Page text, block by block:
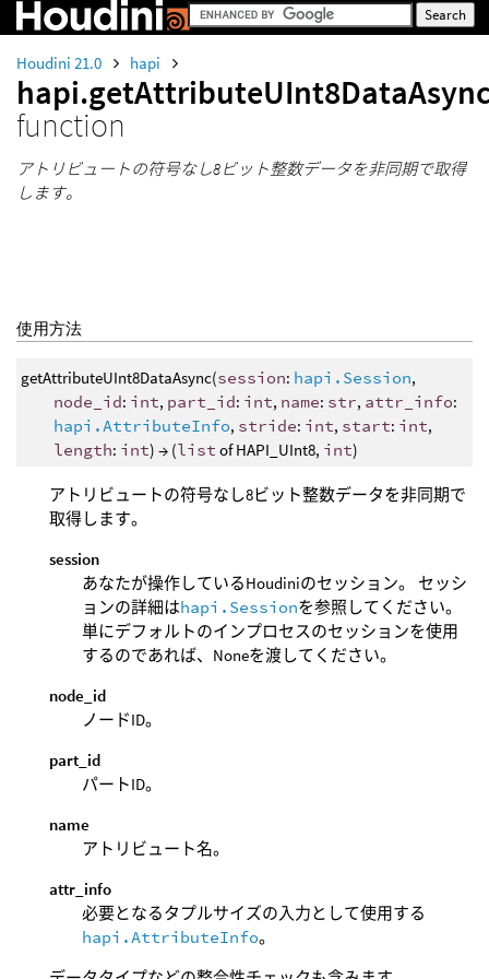
Houdini 21.0 hapi
function
アトリビュートの符号なし8ビット整数データを非同期で取得
します。
使用方法
getAttributeUInt8DataAsync(session: hapi.Session,
node_id: int, part_id: int, name: str, attr_info:
hapi.AttributeInfo, stride: int, start: int,
length: int) → (list of HAPI_UInt8, int)
アトリビュートの符号なし8ビット整数データを非同期で
取得します。
session
あなたが操作しているHoudiniのセッション。 セッシ
ョンの詳細はhapi.Sessionを参照してください。
単にデフォルトのインプロセスのセッションを使用
するのであれば、Noneを渡してください。
node_id
ノードID。
part_id
パートID。
name
アトリビュート名。
attr_info
必要となるタプルサイズの入力として使用する
hapi.AttributeInfo。